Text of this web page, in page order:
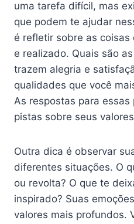
uma tarefa difícil, mas
que podem te ajudar
é refletir sobre as
e realizado. Quais são
trazem alegria e
qualidades que você
As respostas para
pistas sobre seus
Outra dica é observar
diferentes situações. O
ou revolta? O que te
inspirado? Suas
valores mais profundos.